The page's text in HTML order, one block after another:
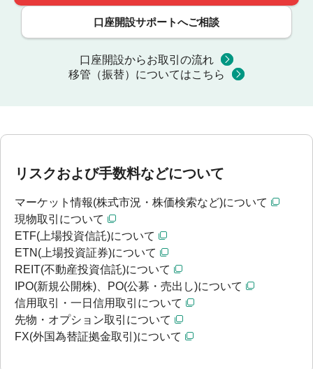
口座開設サポートへご相談
口座開設からお取引の流れ
移管（振替）についてはこちら
リスクおよび手数料などについて
マーケット情報(株式市況・株価検索など)について
現物取引について
ETF(上場投資信託)について
ETN(上場投資証券)について
REIT(不動産投資信託)について
IPO(新規公開株)、PO(公募・売出し)について
信用取引・一日信用取引について
先物・オプション取引について
FX(外国為替証拠金取引)について